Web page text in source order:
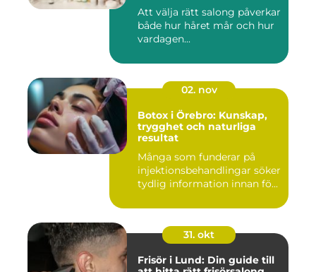
Att välja rätt salong påverkar
både hur håret mår och hur
vardagen...
02. nov
Botox i Örebro: Kunskap,
trygghet och naturliga
resultat
Många som funderar på
injektionsbehandlingar söker
tydlig information innan fö...
31. okt
Frisör i Lund: Din guide till